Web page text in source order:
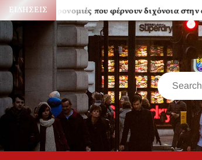
Skip
to
content
ΕΙΔΉΣΕΙΣ που φέρνουν διχόνοια στην οικογένεια
Search